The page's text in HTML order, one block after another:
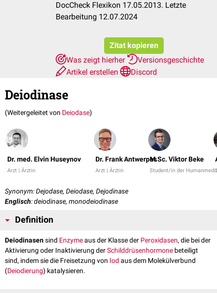
DocCheck Flexikon 17.05.2013. Letzte
Bearbeitung 12.07.2024
Zitat kopieren
Was zeigt hierher
Versionsgeschichte
Artikel erstellen
Discord
Deiodinase
(Weitergeleitet von Deiodase)
Dr. med. Elvin Huseynov
Arzt | Ärztin
Dr. Frank Antwerpes
Arzt | Ärztin
M.Sc. Viktor Beke
Student/in der
Synonym: Dejodase, Deiodase, Dejodinase
Englisch: deiodinase, monodeiodinase
Definition
Deiodinasensind Enzymeaus der Klasse der Peroxidasen, die bei der
Aktivierung oder Inaktivierung derSchilddrüsenhormone beteiligt
sind, indem sie die Freisetzung von Iod aus dem Molekülverbund
(Deiodierung) katalysieren.